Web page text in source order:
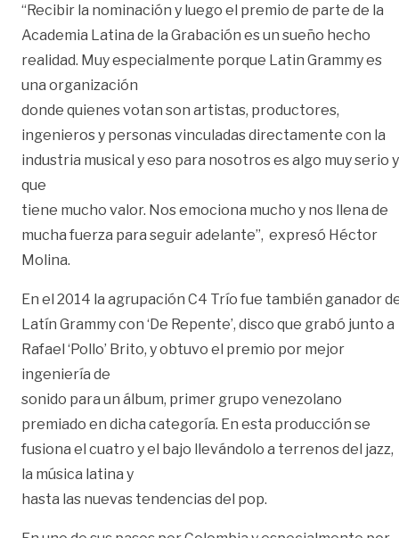
“Recibir la nominación y luego el premio de parte de la
Academia Latina de la Grabación es un sueño hecho
realidad. Muy especialmente porque Latin Grammy es
una organización
donde quienes votan son artistas, productores,
ingenieros y personas vinculadas directamente con la
industria musical y eso para nosotros es algo muy serio y
que
tiene mucho valor. Nos emociona mucho y nos llena de
mucha fuerza para seguir adelante”, expresó Héctor
Molina.
En el 2014 la agrupación C4 Trío fue también ganador
Latín Grammy con ‘De Repente’, disco que grabó junto a
Rafael ‘Pollo’ Brito, y obtuvo el premio por mejor
ingeniería de
sonido para un álbum, primer grupo venezolano
premiado en dicha categoría. En esta producción se
fusiona el cuatro y el bajo llevándolo a terrenos del jazz,
la música latina y
hasta las nuevas tendencias del pop.